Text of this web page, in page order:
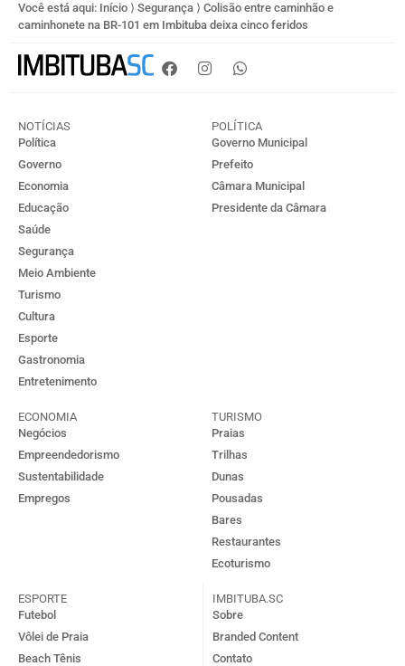
Você está aqui: Início ⟩ Segurança ⟩ Colisão entre caminhão e
caminhonete na BR-101 em Imbituba deixa cinco feridos
NOTÍCIAS
Política
Governo
Economia
Educação
Saúde
Segurança
Meio Ambiente
Turismo
Cultura
Esporte
Gastronomia
Entretenimento
POLÍTICA
Governo Municipal
Prefeito
Câmara Municipal
Presidente da Câmara
ECONOMIA
Negócios
Empreendedorismo
Sustentabilidade
Empregos
TURISMO
Praias
Trilhas
Dunas
Pousadas
Bares
Restaurantes
Ecoturismo
ESPORTE
Futebol
Vôlei de Praia
Beach Tênis
IMBITUBA.SC
Sobre
Branded Content
Contato